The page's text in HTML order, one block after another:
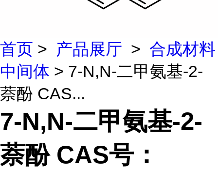
首页 > 产品展厅 > 合成材料
中间体 > 7-N,N-二甲氨基-2-
萘酚 CAS...
7-N,N-二甲氨基-2-
萘酚 CAS号：